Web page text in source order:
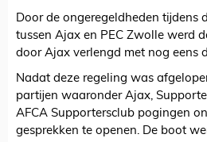
Door de ongeregeldheden tijdens
tussen Ajax en PEC Zwolle werd
door Ajax verlengd met nog eens
Nadat deze regeling was
partijen waaronder Ajax,
AFCA Supportersclub pogingen
gesprekken te openen. De boot